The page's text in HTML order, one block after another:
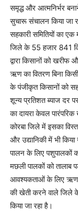
समृद्ध और आत्मनिर्भर
सुचारू संचालन किया जा
सहकारी समितियों का
जिले के 55 हजार 841
द्वारा किसानों को
ऋण का वितरण बिना
के पंजीकृत किसानों को
शून्य प्रतिशत ब्याज दर
का दायरा केवल
कोरबा जिले में इसका
और उद्यानिकी में भी
पालन के लिए पशुपालकों
मछली पालकों को तालाब
आवश्यकताओं के लिए ऋण
की खेती करने वाले जिले
किया जा रहा है।